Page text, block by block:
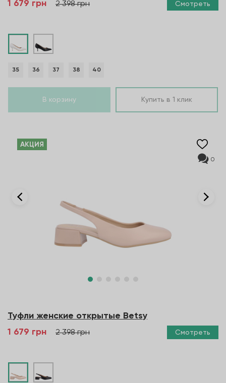
1 679 грн
2 398 грн Смотреть
35 36 37 38 40
В корзину Купить в 1 клик
AКЦИЯ
0
Туфли женские открытые Betsy
1 679 грн
2 398 грн Смотреть